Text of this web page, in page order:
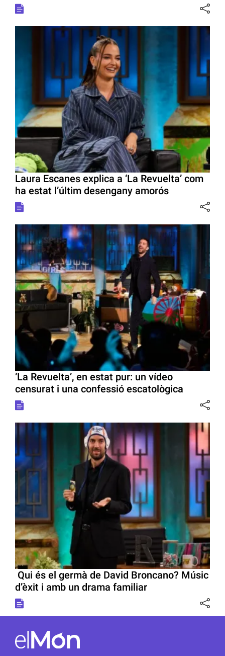
Laura Escanes explica a ‘La Revuelta’ com
ha estat l’últim desengany amorós
‘La Revuelta’, en estat pur: un vídeo
censurat i una confessió escatològica
Qui és el germà de David Broncano? Músic
d’èxit i amb un drama familiar